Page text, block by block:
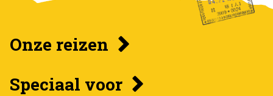
Onze reizen
Speciaal voor